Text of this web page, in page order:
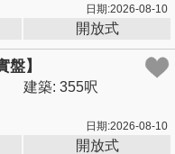
日期:2026-08-10
開放式
】
建築: 355呎
日期:2026-08-10
開放式